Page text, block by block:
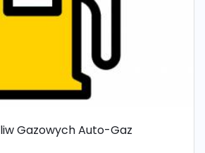
Gazowych Auto-Gaz